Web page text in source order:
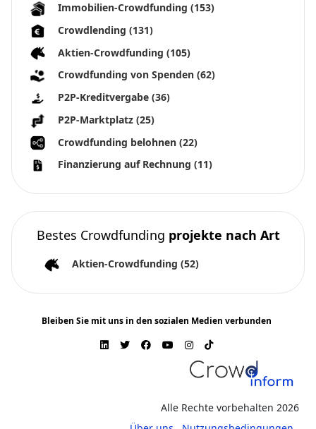
Immobilien-Crowdfunding (153)
Crowdlending (131)
Aktien-Crowdfunding (105)
Crowdfunding von Spenden (62)
P2P-Kreditvergabe (36)
P2P-Marktplatz (25)
Crowdfunding belohnen (22)
Finanzierung auf Rechnung (11)
Bestes Crowdfunding projekte nach Art
Aktien-Crowdfunding (52)
Bleiben Sie mit uns in den sozialen Medien verbunden
Alle Rechte vorbehalten 2026